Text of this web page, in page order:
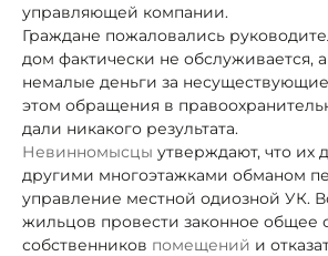
управляющей компании.
Граждане пожаловались
дом фактически не обслуживается,
немалые деньги за
этом обращения в
дали никакого результата.
Невинномысцы утверждают, что их
другими многоэтажками обманом
управление местной одиозной УК.
жильцов провести законное общее
собственников помещений и